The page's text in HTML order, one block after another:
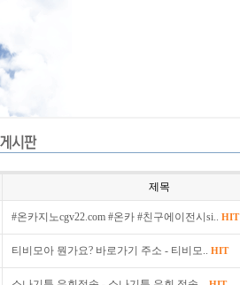
제목
#온카지노cgv22.com #온카 #친구에이전시si.. HIT
티비모아 뭔가요? 바로가기 주소 - 티비모.. HIT